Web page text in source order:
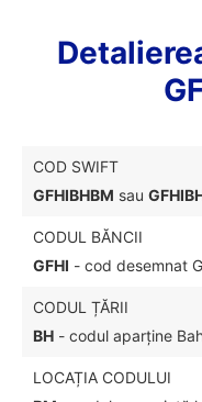
COD SWIFT
GFHIBHBM sau
CODUL BĂNCII
GFHI - cod desemnat
CODUL ȚĂRII
BH - codul aparține
LOCAȚIA CODULUI